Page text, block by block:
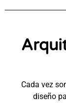
Cada vez
diseño